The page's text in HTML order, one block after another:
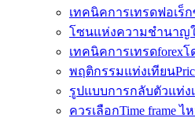
เทคนิคการเทรดฟอเร็
โซนแห่งความชำนาญใ
เทคนิคการเทรดforexโ
พฤติกรรมแท่งเทียน
รูปแบบการกลับตัวแท่ง
ควรเลือกTime frame